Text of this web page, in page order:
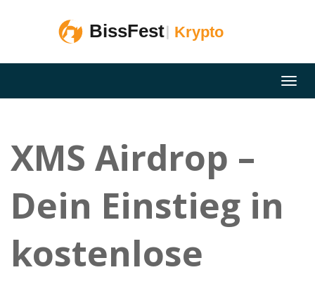
XMS Airdrop –
Dein Einstieg in
kostenlose